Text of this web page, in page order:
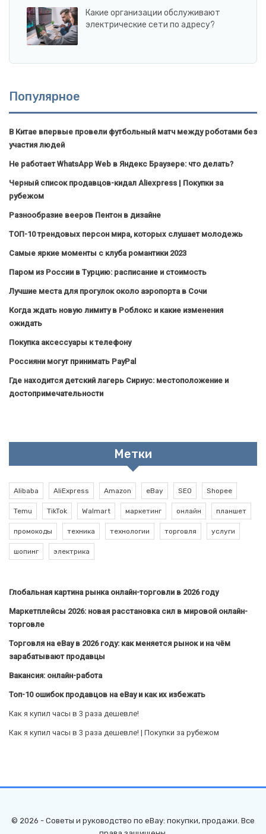
Какие организации обслуживают
электрические сети по адресу?
Популярное
В Китае впервые провели футбольный матч между роботами без
участия людей
Не работает WhatsApp Web в Яндекс Браузере: что делать?
Черный список продавцов-кидал Aliexpress | Покупки за
рубежом
Разнообразие вееров Пентон в дизайне
ТОП-10 трендовых персон мира, которых слушает молодежь
Самые яркие моменты с клуба романтики 2023
Паром из России в Турцию: расписание и стоимость
Лучшие места для прогулок около аэропорта в Сочи
Когда ждать новую лимиту в Роблокс и какие изменения
ожидать
Покупка аксессуары к телефону
Россияни могут принимать PayPal
Где находится детский лагерь Сириус: местоположение и
достопримечательности
Метки
Alibaba AliExpress Amazon eBay SEO Shopee
Temu TikTok Walmart маркетинг онлайн планшет
промокоды техника технологии торговля услуги
шопинг электрика
Глобальная картина рынка онлайн-торговли в 2026 году
Маркетплейсы 2026: новая расстановка сил в мировой онлайн-
торговле
Торговля на eBay в 2026 году: как меняется рынок и на чём
зарабатывают продавцы
Вакансия: онлайн-работа
Топ-10 ошибок продавцов на eBay и как их избежать
Как я купил часы в 3 раза дешевле!
Как я купил часы в 3 раза дешевле! | Покупки за рубежом
© 2026 - Советы и руководство по eBay: покупки, продажи. Все